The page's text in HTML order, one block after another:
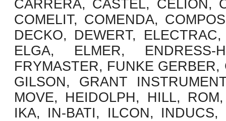
CARRERA, CASTEL, CELION,
COMELIT, COMENDA,
DECKO, DEWERT,
ELGA, ELMER,
FRYMASTER, FUNKE
GILSON, GRANT
MOVE, HEIDOLPH, HILL,
IKA, IN-BATI, ILCON,